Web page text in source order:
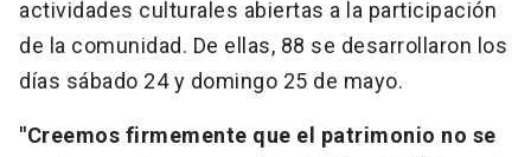
actividades culturales abiertas a la participación
de la comunidad. De ellas, 88 se desarrollaron los
días sábado 24 y domingo 25 de mayo.
"Creemos firmemente que el patrimonio no se